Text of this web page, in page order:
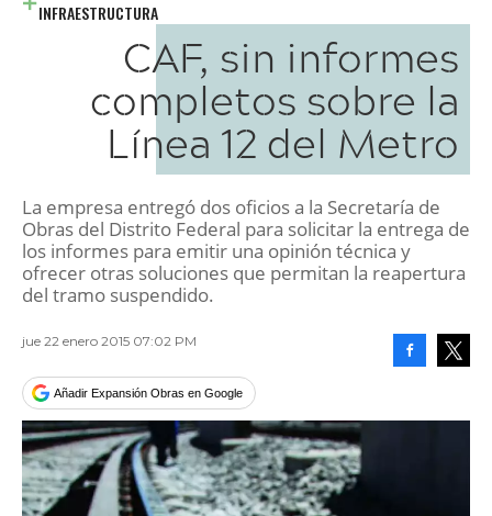
INFRAESTRUCTURA
CAF, sin informes
completos sobre la
Línea 12 del Metro
La empresa entregó dos oficios a la Secretaría de
Obras del Distrito Federal para solicitar la entrega de
los informes para emitir una opinión técnica y
ofrecer otras soluciones que permitan la reapertura
del tramo suspendido.
jue 22 enero 2015 07:02 PM
Añadir Expansión Obras en Google